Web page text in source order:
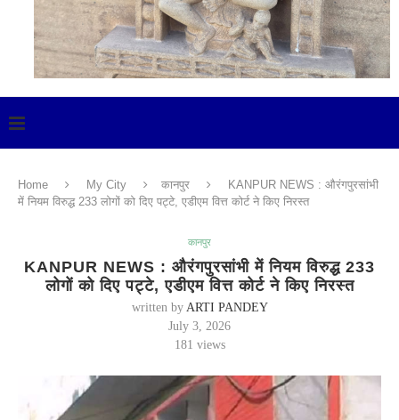
Home My City कानपुर
KANPUR NEWS : औरंगपुरसांभी
में नियम विरुद्ध 233 लोगों को दिए पट्टे, एडीएम वित्त कोर्ट ने किए निरस्त
कानपुर
KANPUR NEWS : औरंगपुरसांभी में नियम विरुद्ध 233
लोगों को दिए पट्टे, एडीएम वित्त कोर्ट ने किए निरस्त
written by ARTI PANDEY
July 3, 2026
181 views